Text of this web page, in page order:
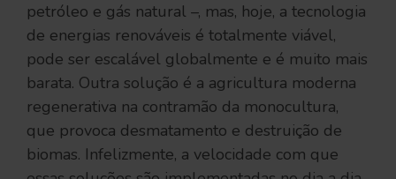
petróleo e gás natural –, mas, hoje, a tecnologia
de energias renováveis é totalmente viável,
pode ser escalável globalmente e é muito mais
barata. Outra solução é a agricultura moderna
regenerativa na contramão da monocultura,
que provoca desmatamento e destruição de
biomas. Infelizmente, a velocidade com que